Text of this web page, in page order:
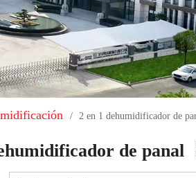
/ 2 en 1 dehumidificador de
de panal